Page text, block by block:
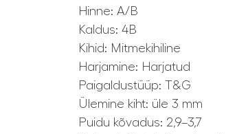
Hinne: A/B
Kaldus: 4B
Kihid: Mitmekihiline
Harjamine: Harjatud
Paigaldustüüp: T&G
Ülemine kiht: üle 3 mm
Puidu kõvadus: 2,9–3,7